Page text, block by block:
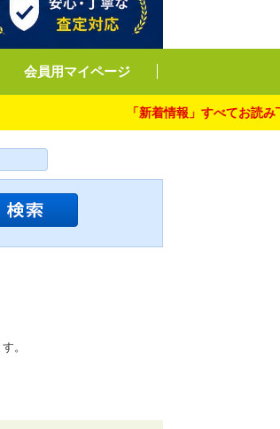
会員用マイページ
「新着情報」すべてお読み下さい。
。